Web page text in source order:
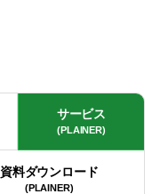
サービス
(PLAINER)
資料ダウンロード
(PLAINER)